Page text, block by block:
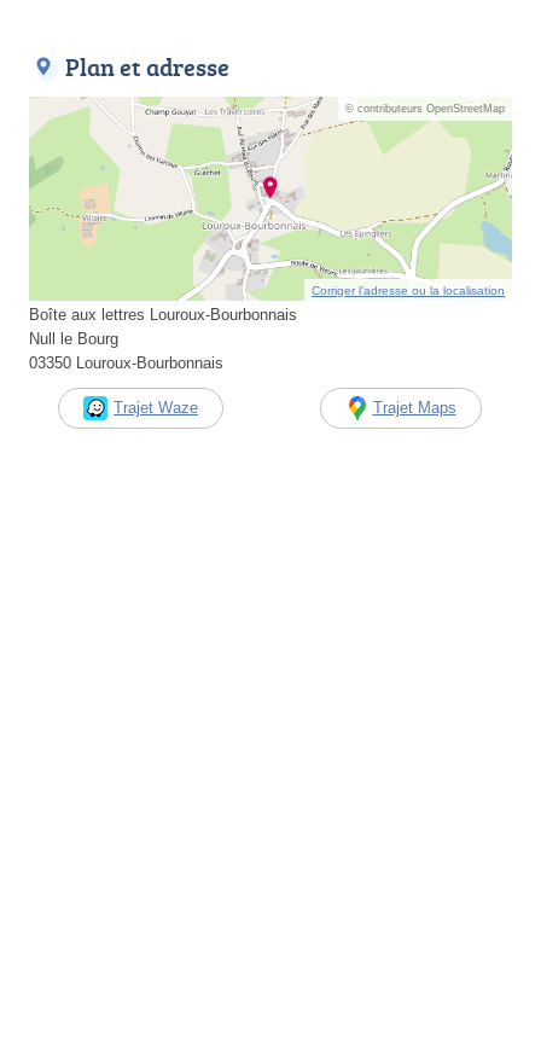
Plan et adresse
© contributeurs OpenStreetMap
Corriger l’adresse ou la localisation
Boîte aux lettres Louroux-Bourbonnais
Null le Bourg
03350 Louroux-Bourbonnais
Trajet Waze Trajet Maps